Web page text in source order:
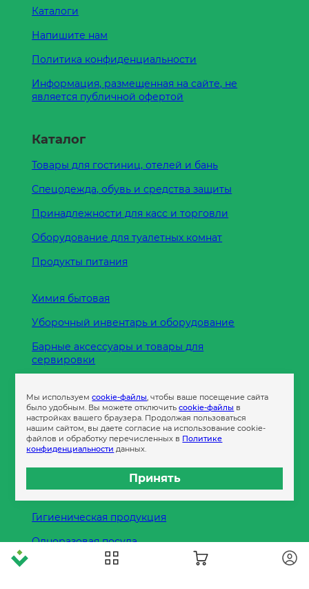
Каталоги
Напишите нам
Политика конфиденциальности
Информация, размещенная на сайте, не
является публичной офертой
Каталог
Товары для гостиниц, отелей и бань
Спецодежда, обувь и средства защиты
Принадлежности для касс и торговли
Оборудование для туалетных комнат
Продукты питания
Химия бытовая
Уборочный инвентарь и оборудование
Барные аксессуары и товары для
сервировки
Пленка
Пакеты и сумки
Контейнеры
Бумага офисная
Гигиеническая продукция
Одноразовая посуда
Мы используемcookie-файлы, чтобы ваше посещение сайта
было удобным. Вы можете отключитьcookie-файлы в
настройках вашего браузера. Продолжая пользоваться
нашим сайтом, вы даете согласие на использование cookie-
файлов и обработку перечисленных в Политике
конфиденциальности данных.
Принять